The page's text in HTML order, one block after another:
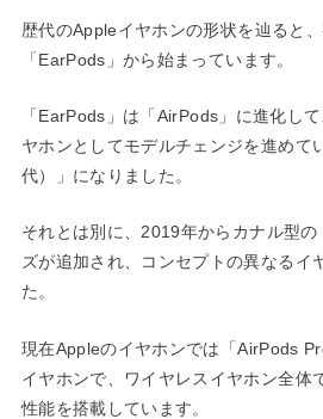
歴代のAppleイヤホンの形状を辿ると
「EarPods」から始まっています。
「EarPods」は「AirPods」に進化し
ヤホンとしてモデルチェンジを進めて
代）」になりました。
それとは別に、2019年からカナル型
ズが追加され、コンセプトの異なるイ
た。
現在Appleのイヤホンでは「AirPods
イヤホンで、ワイヤレスイヤホン全体
性能を搭載しています。